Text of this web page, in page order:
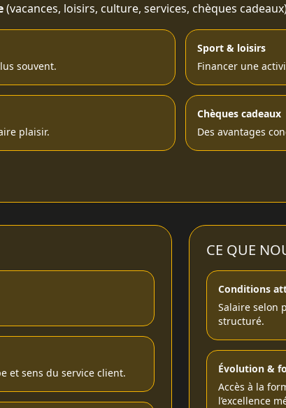
(vacances, loisirs, culture, services, chèques
souvent.
Sport & loisirs
Financer une
plaisir.
Chèques cadeaux
Des avantages
et sens du service client.
CE QUE
Conditions
Salaire selon
structuré.
Évolution &
Accès à la
l’excellence